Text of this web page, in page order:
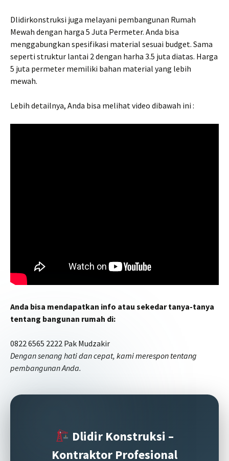
Dlidirkonstruksi juga melayani pembangunan Rumah
Mewah dengan harga 5 Juta Permeter. Anda bisa
menggabungkan spesifikasi material sesuai budget. Sama
seperti struktur lantai 2 dengan harha 3.5 juta diatas. Harga
5 juta permeter memiliki bahan material yang lebih
mewah.
Lebih detailnya, Anda bisa melihat video dibawah ini :
Anda bisa mendapatkan info atau sekedar tanya-tanya
tentang bangunan rumah di:
0822 6565 2222 Pak Mudzakir
Dengan senang hati dan cepat, kami merespon tentang
pembangunan Anda.
Dlidir Konstruksi –
Kontraktor Profesional